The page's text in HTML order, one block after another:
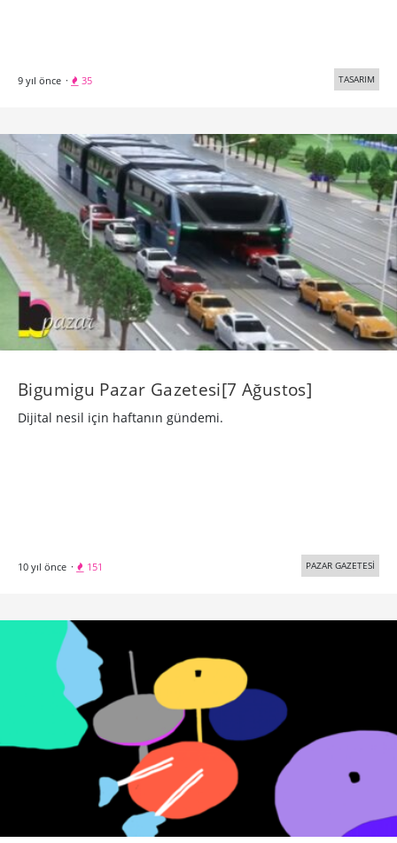
9 yıl önce · 35 TASARIM
Bigumigu Pazar Gazetesi[7 Ağustos]
Dijital nesil için haftanın gündemi.
10 yıl önce · 151 PAZAR GAZETESİ